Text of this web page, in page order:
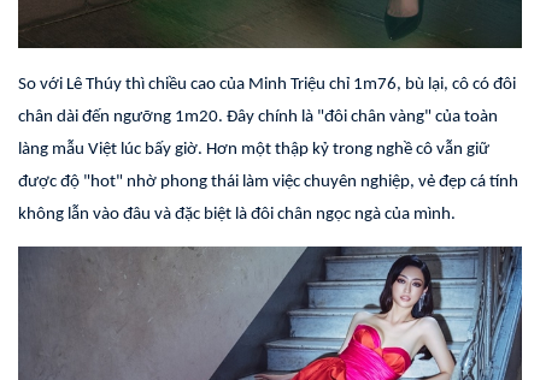
So với Lê Thúy thì chiều cao của Minh Triệu chỉ 1m76, bù lại, cô có đôi
chân dài đến ngưỡng 1m20. Đây chính là "đôi chân vàng" của toàn
làng mẫu Việt lúc bấy giờ. Hơn một thập kỷ trong nghề cô vẫn giữ
được độ "hot" nhờ phong thái làm việc chuyên nghiệp, vẻ đẹp cá tính
không lẫn vào đâu và đặc biệt là đôi chân ngọc ngà của mình.